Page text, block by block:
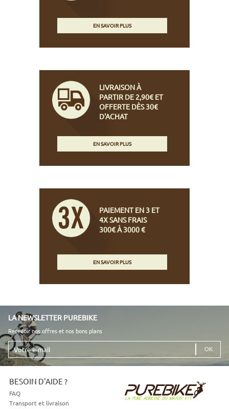
EN SAVOIR PLUS
LIVRAISON À
PARTIR DE 2,90€ ET
OFFERTE DÈS 30€
D'ACHAT
EN SAVOIR PLUS
PAIEMENT EN 3 ET
4X SANS FRAIS
300€ À 3000 €
EN SAVOIR PLUS
LA NEWSLETTER PUREBIKE
Recevoir nos offres et nos bons plans
Votre
e-
mail
BESOIN D'AIDE ?
FAQ
Transport et livraison